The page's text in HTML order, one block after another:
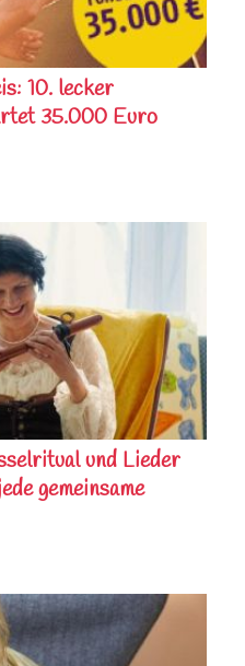
10. lecker
35.000 Euro
und Lieder
gemeinsame